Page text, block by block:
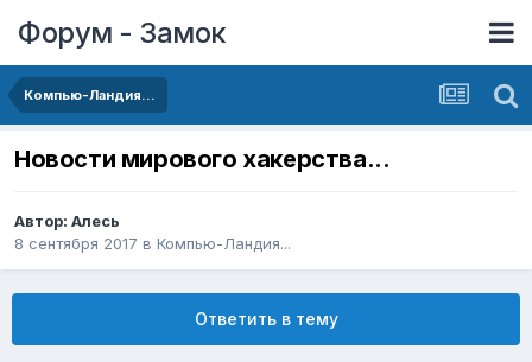
Форум - Замок
Компью-Ландия...
Новости мирового хакерства...
Автор: Алесь
8 сентября 2017 в Компью-Ландия...
Ответить в тему